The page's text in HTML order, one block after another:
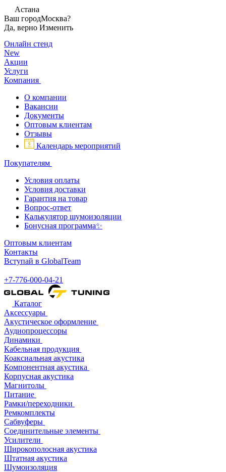
Астана
Ваш городМосква?
Да, верно Изменить
Онлайн стенд
New
Акции
Услуги
Компания
О компании
Вакансии
Документы
Оптовым клиентам
Отзывы
Календарь мероприятий
Покупателям
Условия оплаты
Условия доставки
Гарантия на товар
Вопрос-ответ
Калькулятор шумоизоляции
Бонусная программа✨
Оптовым клиентам
Контакты
Вступай в GlobalTeam
+7-776-000-04-21
Каталог
Аксессуары
Акустическое оформление
Аудиопроцессоры
Динамики
Кабельная продукция
Коаксиальная акустика
Компонентная акустика
Корпусная акустика
Магнитолы
Питание
Рамки/переходники
Ремкомплекты
Сабвуферы
Соединительные элементы
Усилители
Широкополосная акустика
Штатная акустика
Шумоизоляция